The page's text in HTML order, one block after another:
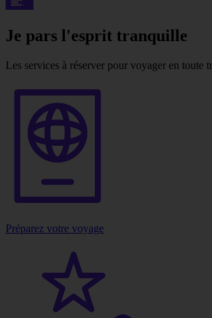
Je pars l'esprit tranquille
Les services à réserver pour voyager en toute
Préparez votre voyage